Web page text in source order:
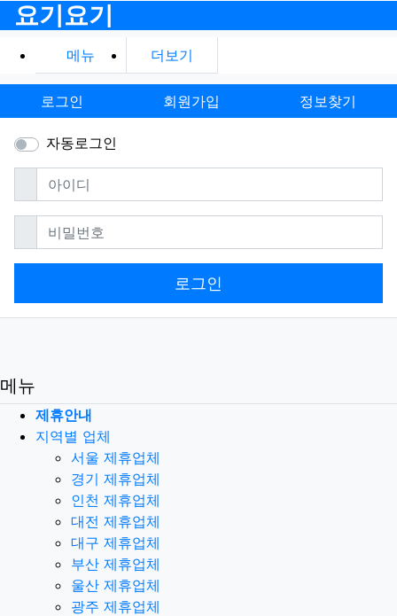
요기요기
메뉴 더보기
로그인 회원가입 정보찾기
자동로그인
아이디필수
비밀번호필수
로그인
메뉴
제휴안내
지역별 업체
서울 제휴업체
경기 제휴업체
인천 제휴업체
대전 제휴업체
대구 제휴업체
부산 제휴업체
울산 제휴업체
광주 제휴업체